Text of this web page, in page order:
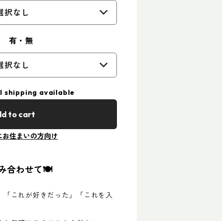
択なし
有・無
択なし
shipping available
to cart
お住まいの方向け
合わせて🍽
これが好きだった」「これを入